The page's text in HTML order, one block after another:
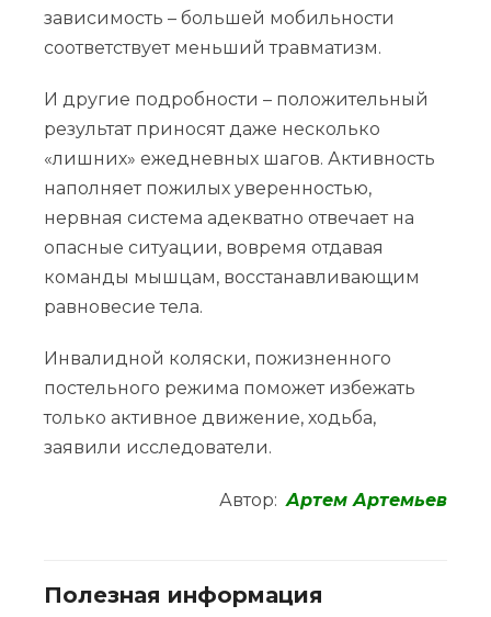
зависимость – большей мобильности
соответствует меньший травматизм.
И другие подробности – положительный
результат приносят даже несколько
«лишних» ежедневных шагов. Активность
наполняет пожилых уверенностью,
нервная система адекватно отвечает на
опасные ситуации, вовремя отдавая
команды мышцам, восстанавливающим
равновесие тела.
Инвалидной коляски, пожизненного
постельного режима поможет избежать
только активное движение, ходьба,
заявили исследователи.
Автор:Артем Артемьев
Полезная информация